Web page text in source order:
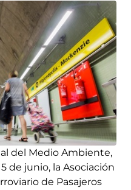
del Medio Ambiente,
de junio, la Asociación
de Pasajeros